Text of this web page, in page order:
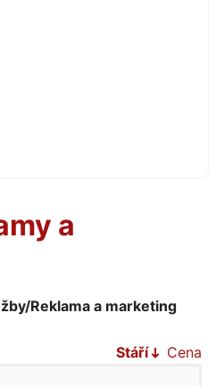
a
Reklama a marketing
Stáří
Cena